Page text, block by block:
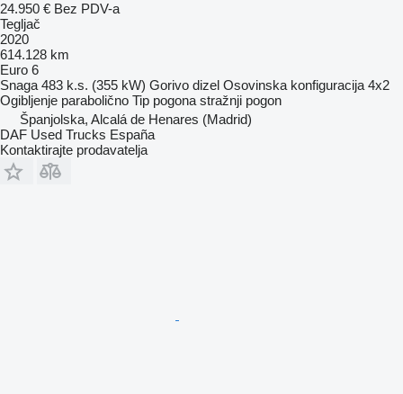
24.950 € Bez PDV-a
Tegljač
2020
614.128 km
Euro 6
Snaga 483 k.s. (355 kW) Gorivo dizel Osovinska konfiguracija 4x2
Ogibljenje parabolično Tip pogona stražnji pogon
Španjolska, Alcalá de Henares (Madrid)
DAF Used Trucks España
Kontaktirajte prodavatelja